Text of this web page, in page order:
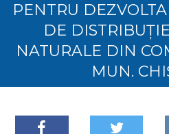
PENTRU
DE
NATURALE DIN
MUN.